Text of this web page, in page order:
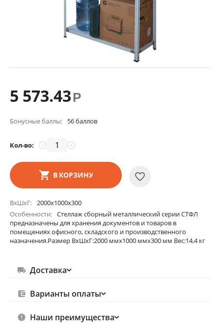
5 573.43Р
Бонусные баллы: 56 баллов
Кол-во: +
−
В КОРЗИНУ
ВхШхГ
2000х1000х300
Особенности
Стеллаж сборный металлический серии СТФЛ
предназначены для хранения документов и товаров в
помещениях офисного, складского и производственного
назначения.Размер ВхШхГ:2000 ммх1000 ммх300 мм Вес:14,4 кг
Доставка
Варианты оплаты
Наши преимущества